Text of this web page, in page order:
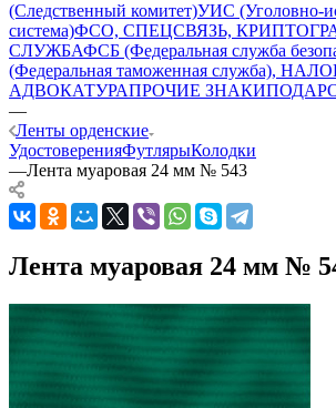
(Следственный комитет)УИС (Уголовно-
система)ФСО, СПЕЦСВЯЗЬ,
СЛУЖБАФСБ (Федеральная служба
(Федеральная таможенная служба),
АДВОКАТУРАПРОЧИЕ ЗНАКИ
—
Ленты орденские
УдостоверенияФутлярыКолодки
—Лента муаровая 24 мм № 543
Лента муаровая 24 мм №